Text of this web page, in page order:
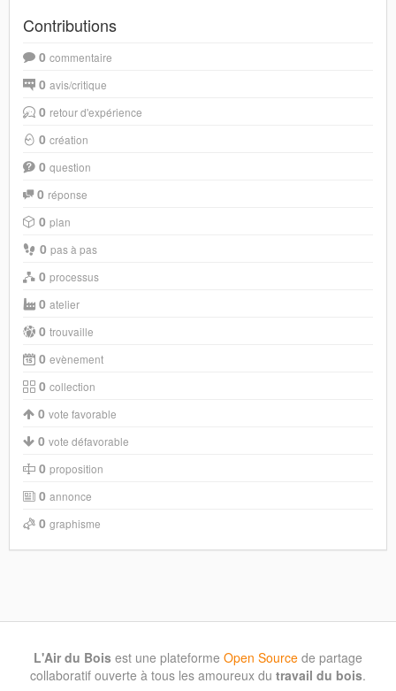
Contributions
0 commentaire
0 avis/critique
0 retour d'expérience
0 création
0 question
0 réponse
0 plan
0 pas à pas
0 processus
0 atelier
0 trouvaille
0 evènement
0 collection
0 vote favorable
0 vote défavorable
0 proposition
0 annonce
0 graphisme
L'Air du Bois est une plateforme Open Source de partage
collaboratif ouverte à tous les amoureux du travail du bois.